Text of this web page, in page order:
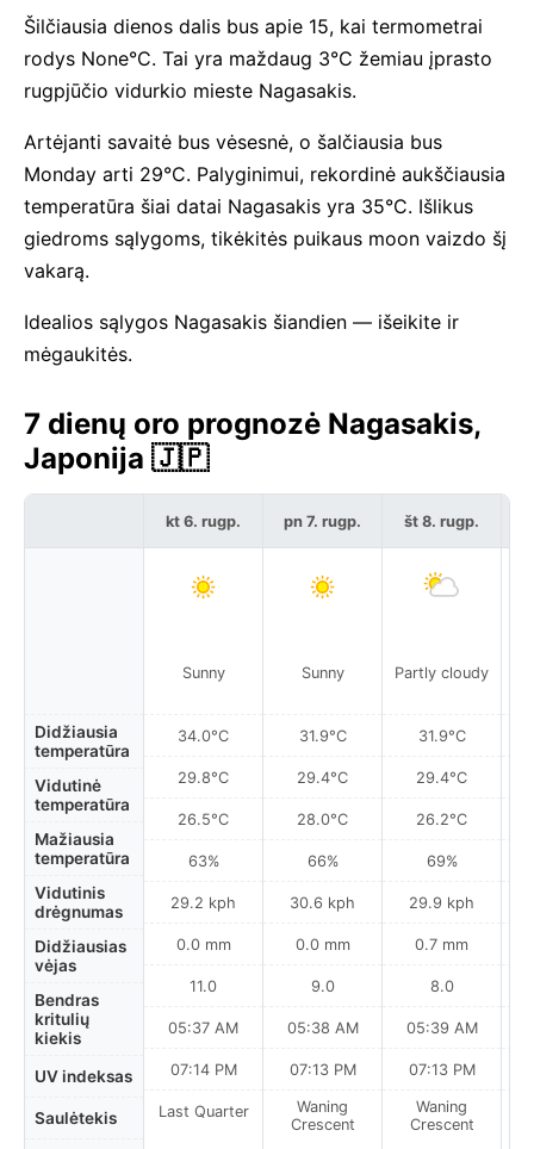
Šilčiausia dienos dalis bus apie 15, kai termometrai
rodys None°C. Tai yra maždaug 3°C žemiau įprasto
rugpjūčio vidurkio mieste Nagasakis.
Artėjanti savaitė bus vėsesnė, o šalčiausia bus
Monday arti 29°C. Palyginimui, rekordinė aukščiausia
temperatūra šiai datai Nagasakis yra 35°C. Išlikus
giedroms sąlygoms, tikėkitės puikaus moon vaizdo šį
vakarą.
Idealios sąlygos Nagasakis šiandien — išeikite ir
mėgaukitės.
7 dienų oro prognozė Nagasakis,
Japonija 🇯🇵
Didžiausia
temperatūra
Vidutinė
temperatūra
Mažiausia
temperatūra
Vidutinis
drėgnumas
Didžiausias
vėjas
Bendras
kritulių
kiekis
UV indeksas
Saulėtekis
kt 6. rugp.
Sunny
34.0°C
29.8°C
26.5°C
63%
29.2 kph
0.0 mm
11.0
05:37 AM
07:14 PM
Last Quarter
pn 7. rugp.
Sunny
31.9°C
29.4°C
28.0°C
66%
30.6 kph
0.0 mm
9.0
05:38 AM
07:13 PM
Waning
Crescent
št 8. rugp.
Partly cloudy
31.9°C
29.4°C
26.2°C
69%
29.9 kph
0.7 mm
8.0
05:39 AM
07:13 PM
Waning
Crescent